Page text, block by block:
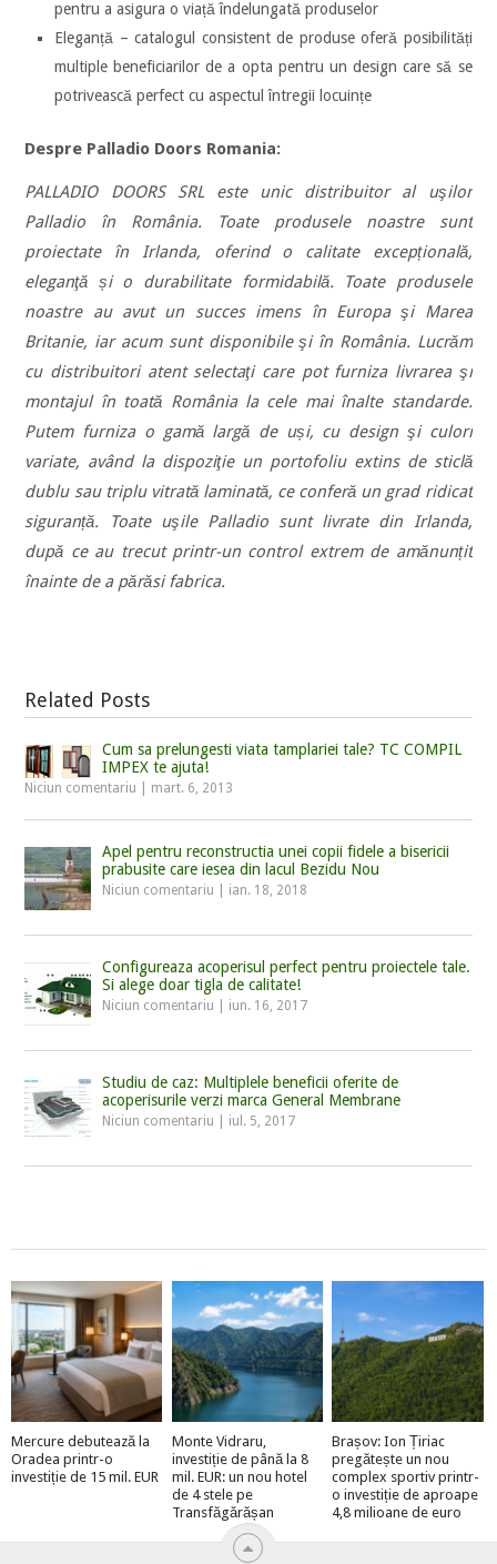
pentru a asigura o viață îndelungată produselor
Eleganță – catalogul consistent de produse oferă posibilități
multiple beneficiarilor de a opta pentru un design care să se
potrivească perfect cu aspectul întregii locuințe
Despre Palladio Doors Romania:
PALLADIO DOORS SRL este unic distribuitor al uşilor
Palladio în România. Toate produsele noastre sunt
proiectate în Irlanda, oferind o calitate excepțională,
eleganţă și o durabilitate formidabilă. Toate produsele
noastre au avut un succes imens în Europa şi Marea
Britanie, iar acum sunt disponibile şi în România. Lucrăm
cu distribuitori atent selectaţi care pot furniza livrarea şi
montajul în toată România la cele mai înalte standarde.
Putem furniza o gamă largă de uși, cu design şi culori
variate, având la dispoziţie un portofoliu extins de sticlă
dublu sau triplu vitrată laminată, ce conferă un grad ridicat
siguranță. Toate uşile Palladio sunt livrate din Irlanda,
după ce au trecut printr-un control extrem de amănunțit
înainte de a părăsi fabrica.
Related Posts
Cum sa prelungesti viata tamplariei tale? TC COMPIL
IMPEX te ajuta!
Niciun comentariu mart. 6, 2013
Apel pentru reconstructia unei copii fidele a bisericii
prabusite care iesea din lacul Bezidu Nou
Niciun comentariu ian. 18, 2018
Configureaza acoperisul perfect pentru proiectele tale.
Si alege doar tigla de calitate!
Niciun comentariu iun. 16, 2017
Studiu de caz: Multiplele beneficii oferite de
acoperisurile verzi marca General Membrane
Niciun comentariu iul. 5, 2017
Mercure debutează la
Oradea printr-o
investiție de 15 mil. EUR
Monte Vidraru,
investiție de până la 8
mil. EUR: un nou hotel
de 4 stele pe
Transfăgărășan
Brașov: Ion Țiriac
pregătește un nou
complex sportiv printr-
o investiție de aproape
4,8 milioane de euro